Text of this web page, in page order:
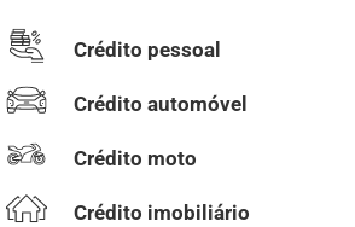
Crédito pessoal
Crédito automóvel
Crédito moto
Crédito imobiliário